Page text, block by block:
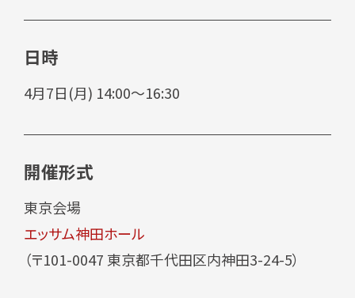
日時
4月7日(月) 14:00～16:30
開催形式
東京会場
エッサム神田ホール
（〒101-0047 東京都千代田区内神田3-24-5）